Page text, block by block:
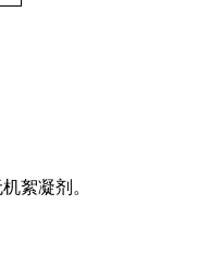
絮凝剂。